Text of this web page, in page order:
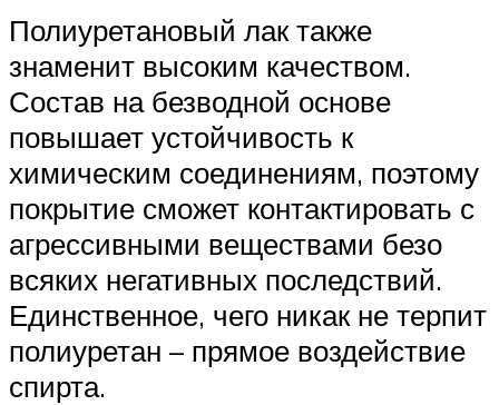
Полиуретановый лак также
знаменит высоким качеством.
Состав на безводной основе
повышает устойчивость к
химическим соединениям, поэтому
покрытие сможет контактировать с
агрессивными веществами безо
всяких негативных последствий.
Единственное, чего никак не терпит
полиуретан – прямое воздействие
спирта.